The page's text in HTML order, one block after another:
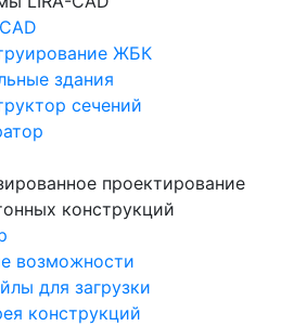
ЖБК
здания
сечений
проектирование
конструкций
возможности
для загрузки
конструкций